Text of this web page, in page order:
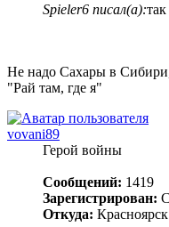
Spieler6 писал(а):
Не надо Сахары в
"Рай там, где я"
vovani89
Герой войны
Сообщений: 1419
Зарегистрирован:
Откуда: Красноярск